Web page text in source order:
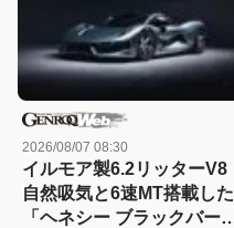
2026/08/07 08:30
イルモア製6.2リッターV8
自然吸気と6速MT搭載した
「ヘネシー ブラックバー